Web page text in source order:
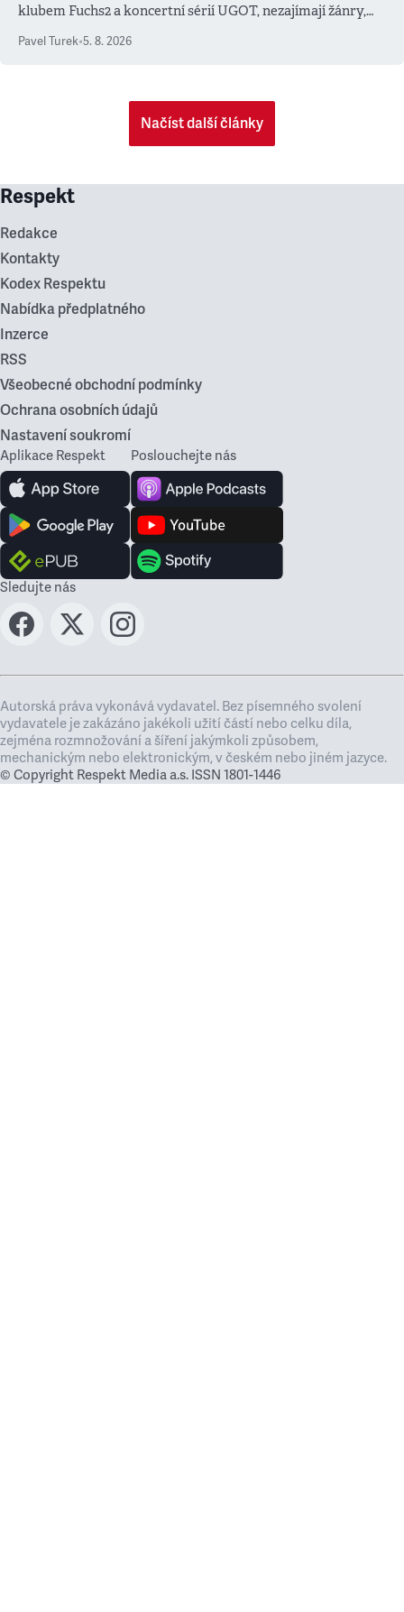
klubem Fuchs2 a koncertní sérií UGOT, nezajímají žánry,
ale atmosféra
Pavel Turek•5. 8. 2026
Načíst další články
Respekt
Redakce
Kontakty
Kodex Respektu
Nabídka předplatného
Inzerce
RSS
Všeobecné obchodní podmínky
Ochrana osobních údajů
Nastavení soukromí
Aplikace Respekt Poslouchejte nás
Sledujte nás
Autorská práva vykonává vydavatel. Bez písemného svolení
vydavatele je zakázáno jakékoli užití částí nebo celku díla,
zejména rozmnožování a šíření jakýmkoli způsobem,
mechanickým nebo elektronickým, v českém nebo jiném jazyce.
© Copyright Respekt Media a.s. ISSN 1801-1446